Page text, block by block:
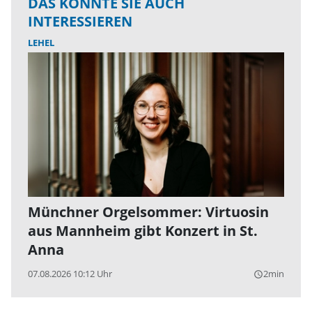
INTERESSIEREN
LEHEL
Münchner Orgelsommer: Virtuosin
aus Mannheim gibt Konzert in St.
Anna
07.08.2026 10:12 Uhr query_builder2min